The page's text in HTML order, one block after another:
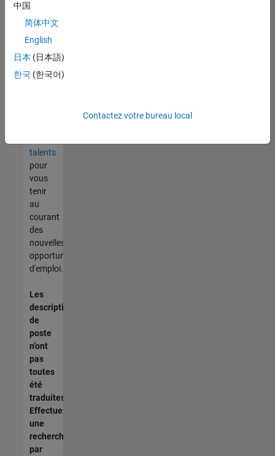
trouvez
pas
d'offre
corresponde
à vos
talents
pour
vous
tenir
au
courant
des
nouvelles
opportunités
d'emploi.
Les
descriptions
de
poste
n’ont
pas
toutes
été
traduites.
Effectuez
une
recherche
par
中国
简体中文
English
日本 (日本語)
한국 (한국어)
Contactez votre bureau local